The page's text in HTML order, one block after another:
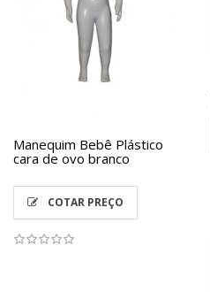
Manequim Bebê Plástico
cara de ovo branco
COTAR PREÇO